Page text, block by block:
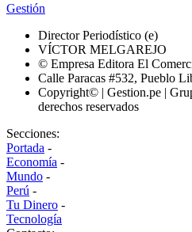
Gestión
Director Periodístico (e)
VÍCTOR MELGAREJO
© Empresa Editora El
Calle Paracas #532, Pueblo
Copyright© | Gestion.pe |
derechos reservados
Secciones:
Portada -
Economía -
Mundo -
Perú -
Tu Dinero -
Tecnología